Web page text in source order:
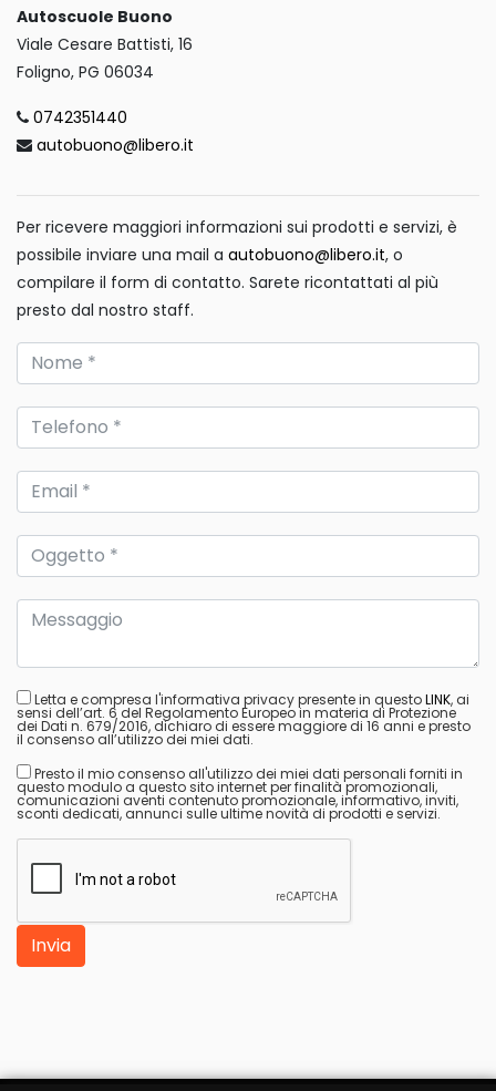
Autoscuole Buono
Viale Cesare Battisti, 16
Foligno, PG 06034
0742351440
autobuono@libero.it
Per ricevere maggiori informazioni sui prodotti e servizi, è
possibile inviare una mail a autobuono@libero.it, o
compilare il form di contatto. Sarete ricontattati al più
presto dal nostro staff.
Letta e compresa l'informativa privacy presente in questoLINK, ai
sensi dell’art. 6 del Regolamento Europeo in materia di Protezione
dei Dati n. 679/2016, dichiaro di essere maggiore di 16 anni e presto
il consenso all’utilizzo dei miei dati.
Presto il mio consenso all'utilizzo dei miei dati personali forniti in
questo modulo a questo sito internet per finalità promozionali,
comunicazioni aventi contenuto promozionale, informativo, inviti,
sconti dedicati, annunci sulle ultime novità di prodotti e servizi.
Invia